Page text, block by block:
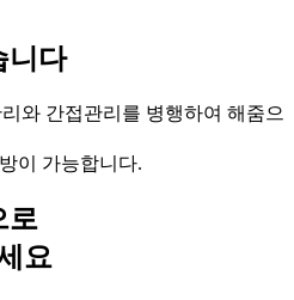
니다
와 간접관리를 병행하여 해줌으
이 가능합니다.
로
요